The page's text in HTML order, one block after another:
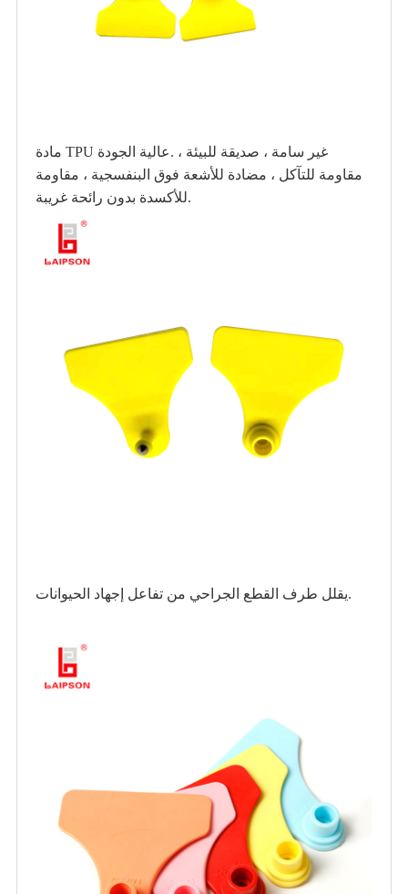
مادة TPU عالية الجودة.
مقاومة للتآكل ، مضادة للأشعة فوق البنفسجية ، مقاومة
للأكسدة بدون رائحة غريبة.
يقلل طرف القطع الجراحي من تفاعل إجهاد الحيوانات.